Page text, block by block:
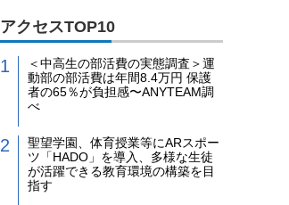
アクセスTOP10
＜中高生の部活費の実態調査＞運
動部の部活費は年間8.4万円 保護
者の65％が負担感〜ANYTEAM調
べ
聖望学園、体育授業等にARスポー
ツ「HADO」を導入、多様な生徒
が活躍できる教育環境の構築を目
指す